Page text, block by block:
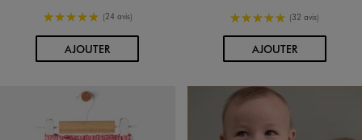
5/5 de moyenne
(24 avis)
AJOUTERAU PANIER
5/5 de moyenne
(32 avis)
AJOUTERAU PANIER